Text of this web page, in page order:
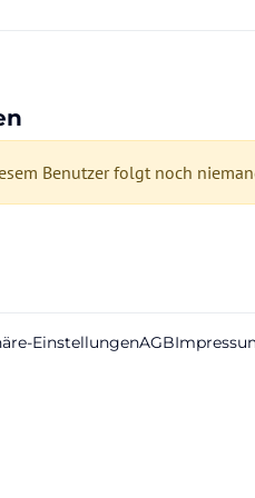
Benutzer folgt noch
EinstellungenAGB